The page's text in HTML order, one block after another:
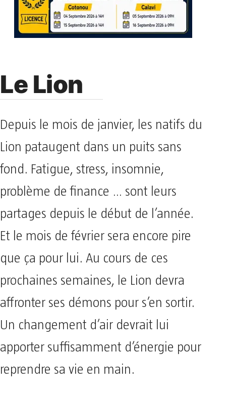
Le Lion
Depuis le mois de janvier, les natifs du
Lion pataugent dans un puits sans
fond. Fatigue, stress, insomnie,
problème de finance … sont leurs
partages depuis le début de l’année.
Et le mois de février sera encore pire
que ça pour lui. Au cours de ces
prochaines semaines, le Lion devra
affronter ses démons pour s’en sortir.
Un changement d’air devrait lui
apporter suffisamment d’énergie pour
reprendre sa vie en main.